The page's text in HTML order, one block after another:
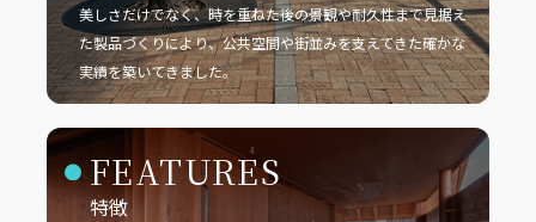
美しさだけでなく、時を重ねた後の景観や耐久性まで見据え
た製品づくりにより、公共空間や街並みを支えてきた確かな
実績を築いてきました。
FEATURES
特徴